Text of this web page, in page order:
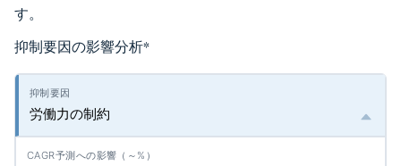
す。
抑制要因の影響分析*
労働力の制約